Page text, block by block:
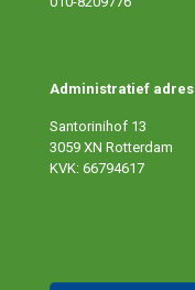
Administratief adres
Santorinihof 13
3059 XN Rotterdam
KVK: 66794617